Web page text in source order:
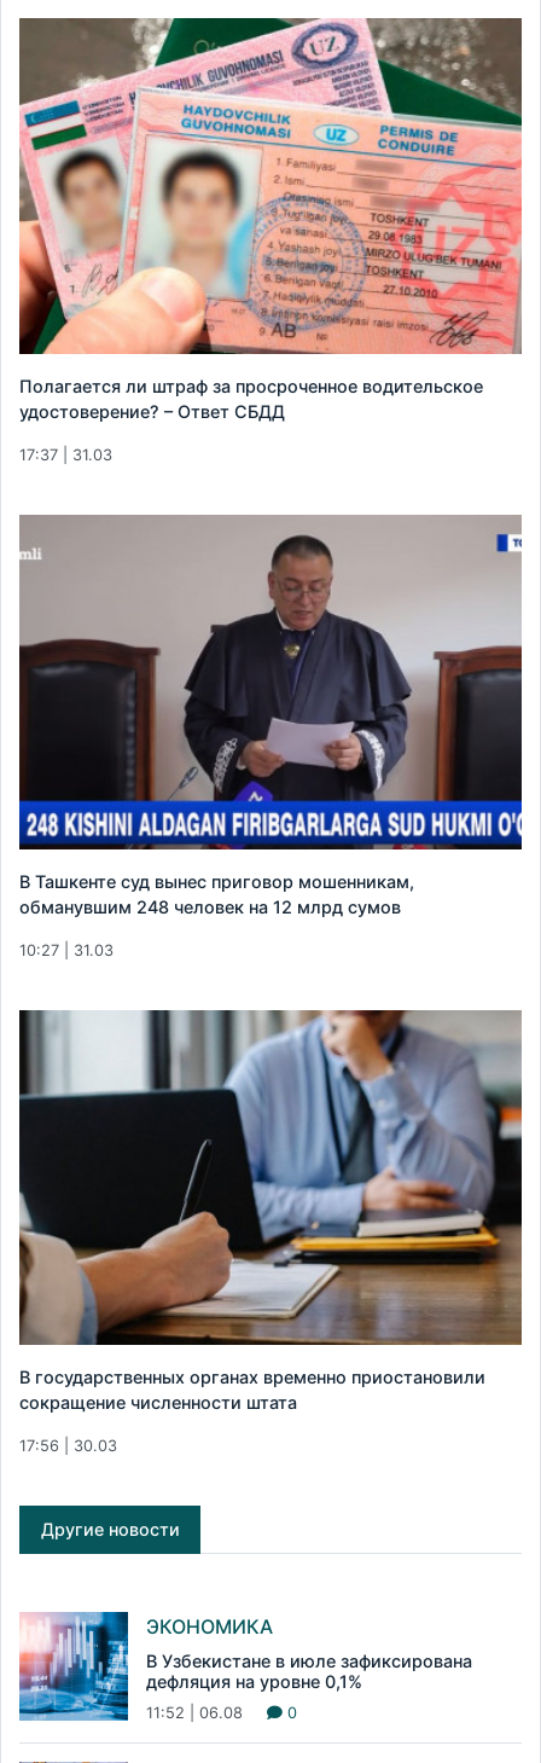
Полагается ли штраф за просроченное водительское
удостоверение? – Ответ СБДД
17:37 | 31.03
В Ташкенте суд вынес приговор мошенникам,
обманувшим 248 человек на 12 млрд сумов
10:27 | 31.03
В государственных органах временно приостановили
сокращение численности штата
17:56 | 30.03
Другие новости
ЭКОНОМИКА
В Узбекистане в июле зафиксирована
дефляция на уровне 0,1%
11:52 | 06.08 0